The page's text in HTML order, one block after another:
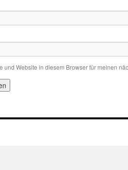
und Website in diesem Browser für meinen